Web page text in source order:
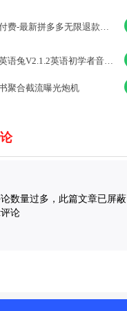
最新拼多多无限退款技术，买过的都可以退
兔V2.1.2英语初学者音标学习工具
聚合截流曝光炮机
数量过多，此篇文章已屏蔽
论